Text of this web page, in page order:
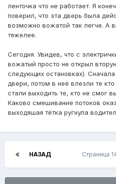
ленточка что не работает. Я
поверил, что эта дверь была
возможно вожатой так легче. А
тяжелее.
Сегодня. Увидев, что с
вожатый просто не открыл
следующих остановках).
двери, потом в неё влезли те
стали выходить те, кто не смог
Каково смешивание потоков
выходяшая тётка ругнула
НАЗАД Страница